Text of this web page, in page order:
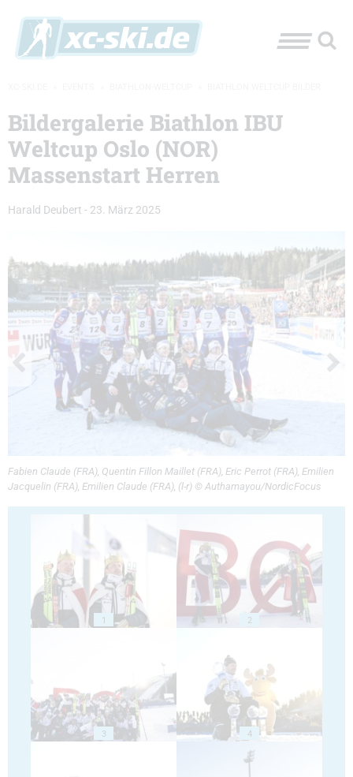
Bildergalerie Biathlon IBU
Weltcup Oslo (NOR)
Massenstart Herren
Harald Deubert - 23. März 2025
Fabien Claude (FRA), Quentin Fillon Maillet (FRA), Eric Perrot (FRA), Emilien
Jacquelin (FRA), Emilien Claude (FRA), (l-r) © Authamayou/NordicFocus
1 2
3 4